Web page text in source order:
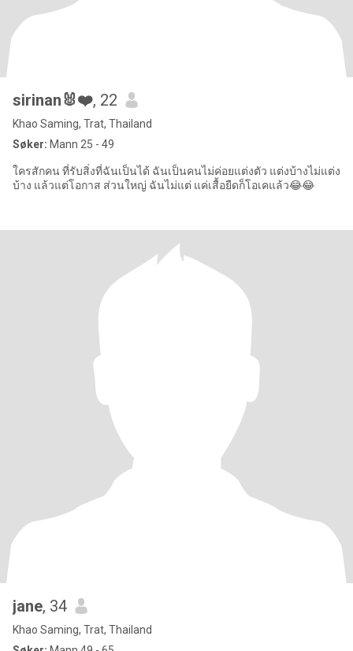
sirinan🐰❤️, 22
Khao Saming, Trat, Thailand
Søker: Mann 25 - 49
ใครสักคน ที่รับสิ่งที่ฉันเป็นได้ ฉันเป็นคนไม่ค่อยแต่งตัว แต่งบ้างไม่แต่ง
บ้าง แล้วแต่โอกาส ส่วนใหญ่ ฉันไม่แต่ แค่เสื้อยืดก็โอเคแล้ว😂😂
jane, 34
Khao Saming, Trat, Thailand